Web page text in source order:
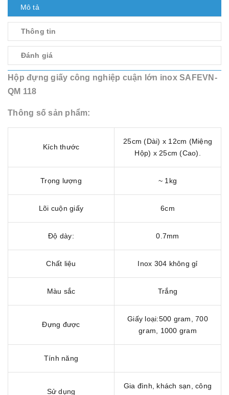
Mô tả
Thông tin
Đánh giá
Hộp đựng giấy công nghiệp cuận lớn inox SAFEVN-
QM 118
Thông số sản phẩm:
Kích thước
25cm (Dài) x 12cm (Miệng
Hộp) x 25cm (Cao).
Trọng lượng ~ 1kg
Lõi cuộn giấy 6cm
Độ dày: 0.7mm
Chất liệu Inox 304 không gỉ
Màu sắc Trắng
Đựng được
Giấy loại:500 gram, 700
gram, 1000 gram
Tính năng
Sử dụng
Gia đình, khách sạn, công